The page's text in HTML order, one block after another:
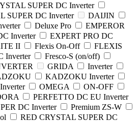
SUPER DC Inverter
SUPER DC Inverter
DAIJIN
Deluxe Pro
EMPEROR
Inverter
EXPERT PRO DC
II Flexis On-Off
FLEXIS
Inverter
Fresco-S (on/off)
GRIDA
Inverter
KADZOKU Inverter
OMEGA
ON-OFF
PERFETTO DC EU Inverter
DC Inverter
Premium ZS-W
RED CRYSTAL SUPER DC